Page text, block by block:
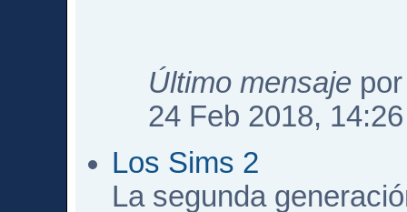
Último mensaje
24 Feb 2018, 14:26
Los Sims 2
La segunda